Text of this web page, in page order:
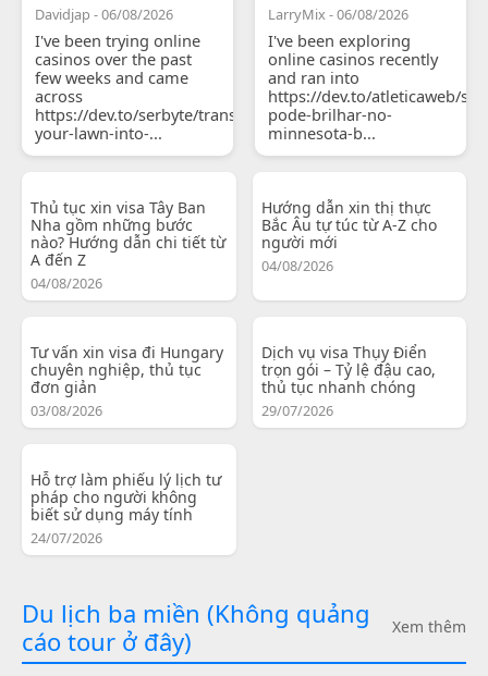
Davidjap - 06/08/2026
I've been trying online
casinos over the past
few weeks and came
across
https://dev.to/serbyte/transform-
your-lawn-into-...
LarryMix - 06/08/2026
I've been exploring
online casinos recently
and ran into
https://dev.to/atleticaweb/
pode-brilhar-no-
minnesota-b...
Thủ tục xin visa Tây Ban
Nha gồm những bước
nào? Hướng dẫn chi tiết từ
A đến Z
04/08/2026
Hướng dẫn xin thị thực
Bắc Âu tự túc từ A-Z cho
người mới
04/08/2026
Tư vấn xin visa đi Hungary
chuyên nghiệp, thủ tục
đơn giản
03/08/2026
Dịch vụ visa Thụy Điển
trọn gói – Tỷ lệ đậu cao,
thủ tục nhanh chóng
29/07/2026
Hỗ trợ làm phiếu lý lịch tư
pháp cho người không
biết sử dụng máy tính
24/07/2026
Du lịch ba miền (Không quảng
cáo tour ở đây)
Xem thêm